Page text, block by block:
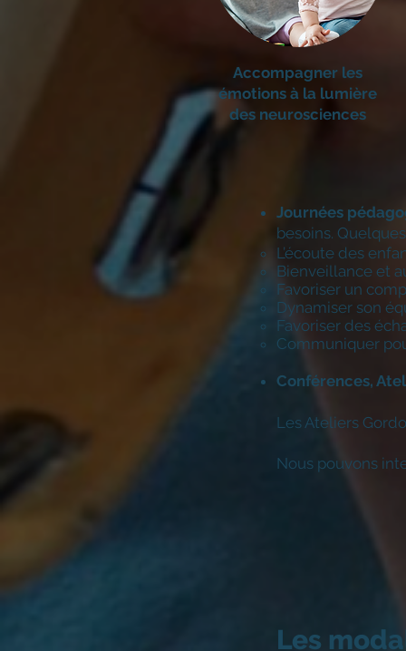
Accompagner les
émotions à la lumière
des neurosciences
Journées
besoins.
L’écoute des
Bienveillance et
Favoriser un
Dynamiser son
Favoriser des
Communiquer
Conférences,
Les Ateliers
Nous pouvons
Les